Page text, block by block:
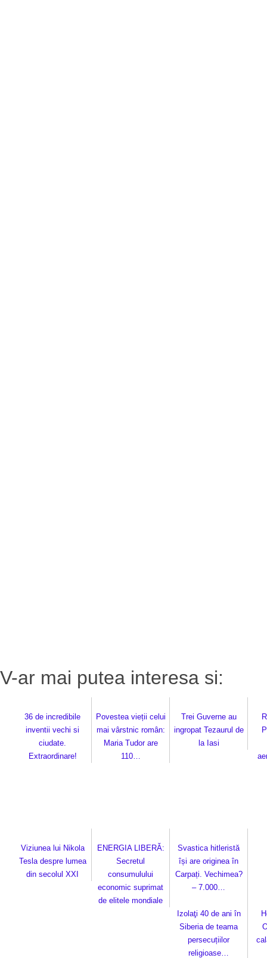
V-ar mai putea interesa si:
36 de incredibile
inventii vechi si
ciudate.
Extraordinare!
Povestea vieții celui
mai vârstnic român:
Maria Tudor are
110…
Trei Guverne au
ingropat Tezaurul de
la Iasi
Viziunea lui Nikola
Tesla despre lumea
din secolul XXI
ENERGIA LIBERĂ:
Secretul
consumulului
economic suprimat
de elitele mondiale
Svastica hitleristă
își are originea în
Carpați. Vechimea?
– 7.000…
Izolaţi 40 de ani în
Siberia de teama
persecuțiilor
religioase…